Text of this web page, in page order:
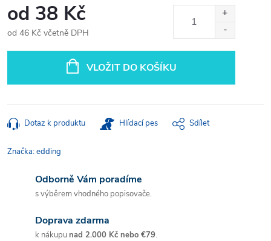
od 38 Kč
od 46 Kč včetně DPH
VLOŽIT DO KOŠÍKU
Dotaz k produktu Hlídací pes Sdílet
Značka:edding
Odborně Vám poradíme
s výběrem vhodného popisovače.
Doprava zdarma
k nákupunad 2.000 Kč nebo €79.